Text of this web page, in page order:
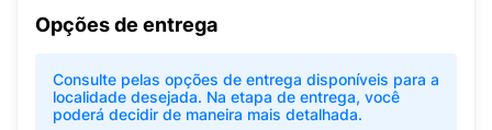
Opções de entrega
Consulte pelas opções de entrega disponíveis para a
localidade desejada. Na etapa de entrega, você
poderá decidir de maneira mais detalhada.